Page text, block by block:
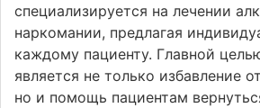
специализируется на лечении
наркомании, предлагая
каждому пациенту. Главной
является не только избавление
но и помощь пациентам